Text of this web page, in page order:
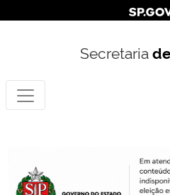
Secretaria